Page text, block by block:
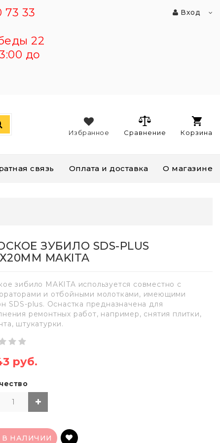
73 33
22
до
Вход
Корзина
Сравнение
Избранное
связь Оплата и доставка О магазине
ЗУБИЛО SDS-PLUS
MAKITA
зибило MAKITA используется совместно с
и отбойными молотками, имеющими
SDS-plus. Оснастка предназначена для
ремонтных работ, например, снятия плитки,
штукатурки.
руб.
В НАЛИЧИИ